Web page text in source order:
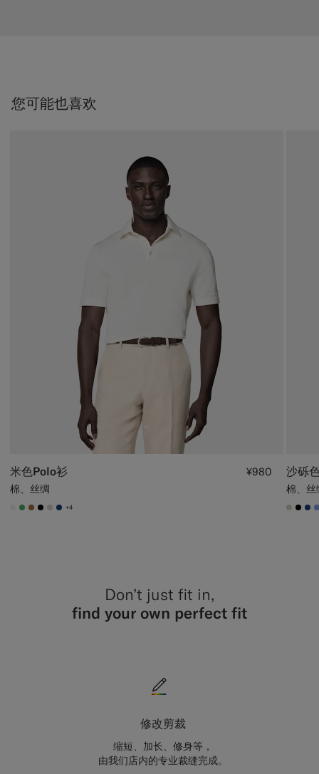
您可能也喜欢
米色Polo衫
棉、丝绸
¥980
#F1EFE8
#50AA6A
#A56C36
#000000
#D7D1C3
#1C3D7A
+4
沙砾
棉、丝
Don’t just fit in,
find your own perfect fit
修改剪裁
缩短、加长、修身等，
由我们店内的专业裁缝完成。